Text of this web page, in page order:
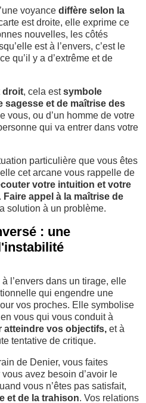
voyance diffère selon la
est droite, elle exprime ce
nouvelles, les côtés
est à l’envers, c’est le
qu’il y a d’extrême et de
droit, cela estsymbole
sagesse et de maîtrise des
vous, ou d’un homme de votre
qui va entrer dans votre
particulière que vous êtes
cet arcane vous rappelle de
votre intuition et votre
. Faire appel à la maîtrise de
solution à un problème.
: une
l’envers dans un tirage, elle
qui engendre une
vos proches. Elle symbolise
en vous qui vous conduit à
atteindre vos objectifs, et à
tentative de critique.
de Denier, vous faites
vous avez besoin d’avoir le
vous n’êtes pas satisfait,
et de la trahison. Vos relations